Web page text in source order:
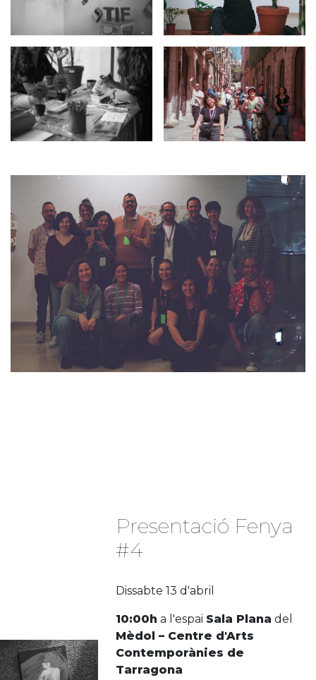
Presentació Fenya
#4
Dissabte 13 d'abril
10:00h a l'espai Sala Plana del
Mèdol – Centre d'Arts
Contemporànies de
Tarragona